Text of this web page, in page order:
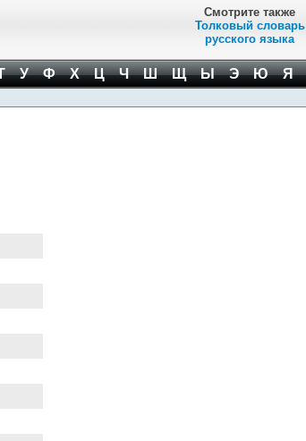
Смотрите также
Толковый словарь
русского языка
У Ф Х Ц Ч Ш Щ Ы Э Ю Я